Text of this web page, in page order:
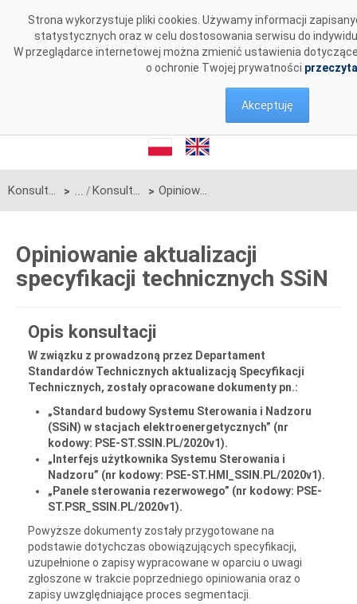
Strona wykorzystuje pliki cookies. Używamy informacji
statystycznych oraz w celu dostosowania serwisu do
W przeglądarce internetowej można zmienić ustawienia
o ochronie Twojej prywatności
Akceptuję
Konsultacje > Konsultacje zakończone > Opiniowanie aktualizacji specyfikacji technicznych SSiN
Opiniowanie aktualizacji
specyfikacji technicznych SSiN
Opis konsultacji
W związku z prowadzoną przez Departament
Standardów Technicznych aktualizacją Specyfikacji
Technicznych, zostały opracowane dokumenty pn.:
„Standard budowy Systemu Sterowania i Nadzoru
(SSiN) w stacjach elektroenergetycznych” (nr
kodowy: PSE-ST.SSIN.PL/2020v1).
„Interfejs użytkownika Systemu Sterowania i
Nadzoru” (nr kodowy: PSE-ST.HMI_SSIN.PL/2020v1).
„Panele sterowania rezerwowego” (nr kodowy: PSE-
ST.PSR_SSIN.PL/2020v1).
Powyższe dokumenty zostały przygotowane na
podstawie dotychczas obowiązujących specyfikacji,
uzupełnione o zapisy wypracowane w oparciu o uwagi
zgłoszone w trakcie poprzedniego opiniowania oraz o
zapisy uwzględniające proces segmentacji.